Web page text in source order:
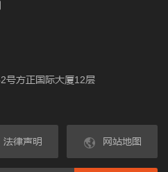
号方正国际大厦12层
法律声明 网站地图